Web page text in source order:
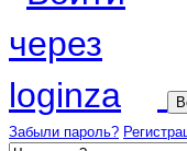
Забыли пароль?